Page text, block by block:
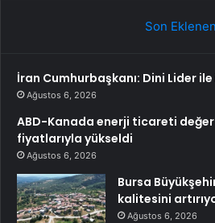
Son Eklenen
İran Cumhurbaşkanı: Dini Lider
Ağustos 6, 2026
ABD-Kanada enerji ticareti
fiyatlarıyla yükseldi
Ağustos 6, 2026
Bursa
kalitesini
Ağustos 6, 2026